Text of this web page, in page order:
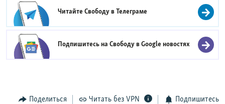
Читайте Свободу вТелеграме
Подпишитесь на Свободу вGoogle новостях
Поделиться Читать без VPN Подпишитесь